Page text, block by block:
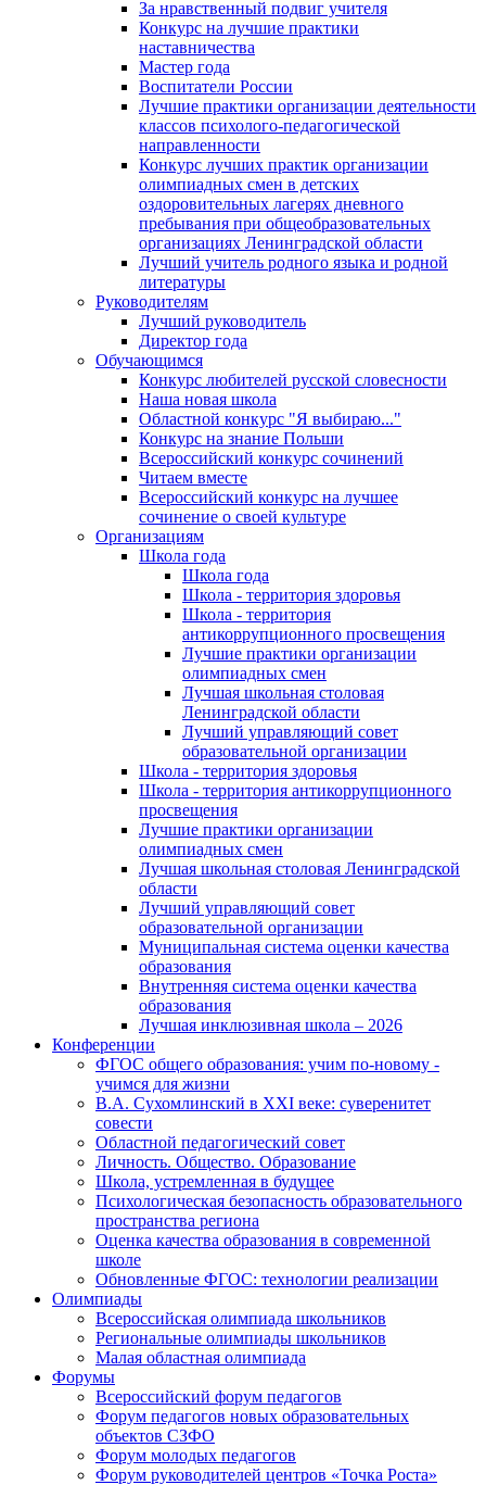
За нравственный подвиг учителя
Конкурс на лучшие практики
наставничества
Мастер года
Воспитатели России
Лучшие практики организации деятельности
классов психолого-педагогической
направленности
Конкурс лучших практик организации
олимпиадных смен в детских
оздоровительных лагерях дневного
пребывания при общеобразовательных
организациях Ленинградской области
Лучший учитель родного языка и родной
литературы
Руководителям
Лучший руководитель
Директор года
Обучающимся
Конкурс любителей русской словесности
Наша новая школа
Областной конкурс "Я выбираю..."
Конкурс на знание Польши
Всероссийский конкурс сочинений
Читаем вместе
Всероссийский конкурс на лучшее
сочинение о своей культуре
Организациям
Школа года
Школа года
Школа - территория здоровья
Школа - территория
антикоррупционного просвещения
Лучшие практики организации
олимпиадных смен
Лучшая школьная столовая
Ленинградской области
Лучший управляющий совет
образовательной организации
Школа - территория здоровья
Школа - территория антикоррупционного
просвещения
Лучшие практики организации
олимпиадных смен
Лучшая школьная столовая Ленинградской
области
Лучший управляющий совет
образовательной организации
Муниципальная система оценки качества
образования
Внутренняя система оценки качества
образования
Лучшая инклюзивная школа – 2026
Конференции
ФГОС общего образования: учим по-новому -
учимся для жизни
В.А. Сухомлинский в XXI веке: суверенитет
совести
Областной педагогический совет
Личность. Общество. Образование
Школа, устремленная в будущее
Психологическая безопасность образовательного
пространства региона
Оценка качества образования в современной
школе
Обновленные ФГОС: технологии реализации
Олимпиады
Всероссийская олимпиада школьников
Региональные олимпиады школьников
Малая областная олимпиада
Форумы
Всероссийский форум педагогов
Форум педагогов новых образовательных
объектов СЗФО
Форум молодых педагогов
Форум руководителей центров «Точка Роста»